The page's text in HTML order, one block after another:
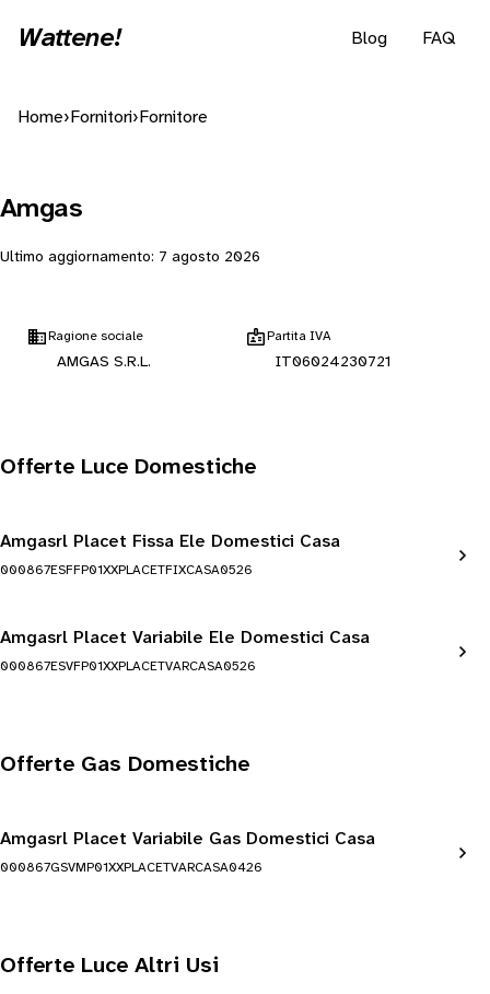
Wattene! Blog FAQ
Home› Fornitori› Fornitore
Amgas
Ultimo aggiornamento: 7 agosto 2026
Ragione sociale
AMGAS S.R.L.
Partita IVA
IT06024230721
Offerte Luce Domestiche
Amgasrl Placet Fissa Ele Domestici Casa
000867ESFFP01XXPLACETFIXCASA0526
Amgasrl Placet Variabile Ele Domestici Casa
000867ESVFP01XXPLACETVARCASA0526
Offerte Gas Domestiche
Amgasrl Placet Variabile Gas Domestici Casa
000867GSVMP01XXPLACETVARCASA0426
Offerte Luce Altri Usi